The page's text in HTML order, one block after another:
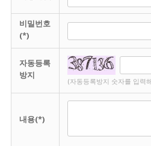
비밀번호
(*)
자동등록
방지
(자동등록방지 숫자를 입력
내용(*)